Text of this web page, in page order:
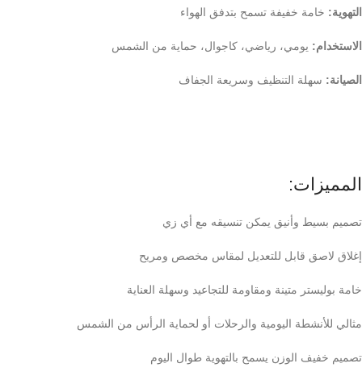
التهوية: خامة خفيفة تسمح بتدفق الهواء
الاستخدام: يومي، رياضي، كاجوال، حماية من الشمس
الصيانة: سهلة التنظيف وسريعة الجفاف
المميزات:
تصميم بسيط وأنيق يمكن تنسيقه مع أي زي
إغلاق لاصق قابل للتعديل لمقاس مخصص ومريح
خامة بوليستر متينة ومقاومة للتجاعيد وسهلة العناية
مثالي للأنشطة اليومية والرحلات أو لحماية الرأس من الشمس
تصميم خفيف الوزن يسمح بالتهوية طوال اليوم